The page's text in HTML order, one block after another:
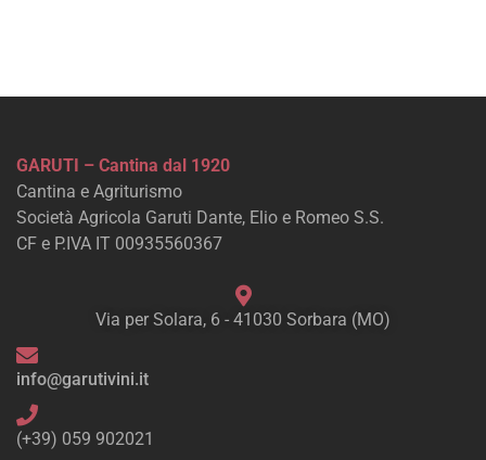
GARUTI – Cantina dal 1920
Cantina e Agriturismo
Società Agricola Garuti Dante, Elio e Romeo S.S.
CF e P.IVA IT 00935560367
Via per Solara, 6 - 41030 Sorbara (MO)
info@garutivini.it
(+39) 059 902021